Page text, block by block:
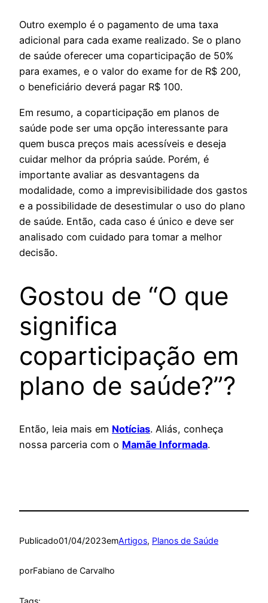
Outro exemplo é o pagamento de uma taxa
adicional para cada exame realizado. Se o plano
de saúde oferecer uma coparticipação de 50%
para exames, e o valor do exame for de R$ 200,
o beneficiário deverá pagar R$ 100.
Em resumo, a coparticipação em planos de
saúde pode ser uma opção interessante para
quem busca preços mais acessíveis e deseja
cuidar melhor da própria saúde. Porém, é
importante avaliar as desvantagens da
modalidade, como a imprevisibilidade dos gastos
e a possibilidade de desestimular o uso do plano
de saúde. Então, cada caso é único e deve ser
analisado com cuidado para tomar a melhor
decisão.
Gostou de “O que
significa
coparticipação em
plano de saúde?”?
Então, leia mais em Notícias. Aliás, conheça
nossa parceria com o Mamãe Informada.
Publicado01/04/2023emArtigos, Planos de Saúde
porFabiano de Carvalho
Tags: